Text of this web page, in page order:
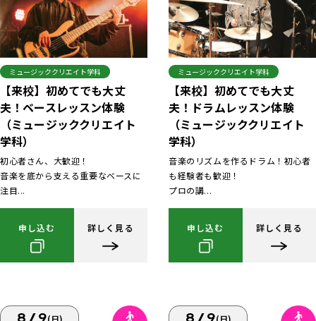
ミュージッククリエイト学科
【来校】初めてでも大丈
夫！ベースレッスン体験
（ミュージッククリエイト
学科）
初心者さん、大歓迎！
音楽を底から支える重要なベースに
注目...
申し込む 詳しく見る
ミュージッククリエイト学科
【来校】初めてでも大丈
夫！ドラムレッスン体験
（ミュージッククリエイト
学科）
音楽のリズムを作るドラム！初心者
も経験者も歓迎！
プロの講...
申し込む 詳しく見る
8/9(日) 8/9(日)